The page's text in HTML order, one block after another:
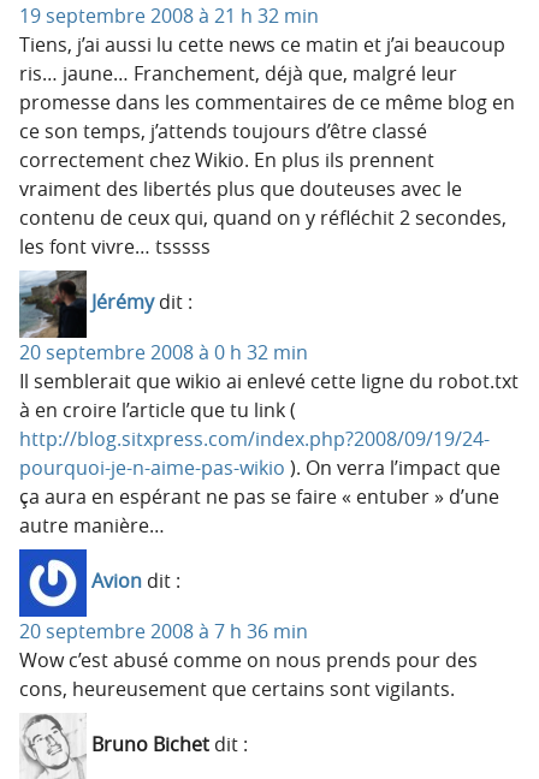
19 septembre 2008 à 21 h 32 min
Tiens, j’ai aussi lu cette news ce matin et j’ai beaucoup
ris… jaune… Franchement, déjà que, malgré leur
promesse dans les commentaires de ce même blog en
ce son temps, j’attends toujours d’être classé
correctement chez Wikio. En plus ils prennent
vraiment des libertés plus que douteuses avec le
contenu de ceux qui, quand on y réfléchit 2 secondes,
les font vivre… tsssss
Jérémy dit :
20 septembre 2008 à 0 h 32 min
Il semblerait que wikio ai enlevé cette ligne du robot.txt
à en croire l’article que tu link (
http://blog.sitxpress.com/index.php?2008/09/19/24-
pourquoi-je-n-aime-pas-wikio ). On verra l’impact que
ça aura en espérant ne pas se faire « entuber » d’une
autre manière…
Avion dit :
20 septembre 2008 à 7 h 36 min
Wow c’est abusé comme on nous prends pour des
cons, heureusement que certains sont vigilants.
Bruno Bichet dit :